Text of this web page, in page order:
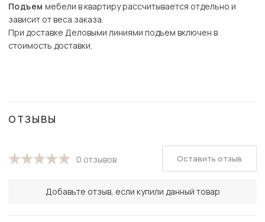
Подъем мебели в квартиру рассчитывается отдельно и
зависит от веса заказа.
При доставке Деловыми линиями подъем включен в
стоимость доставки.
ОТЗЫВЫ
0 отзывов
Добавьте отзыв, если купили данный товар
Оставить отзыв